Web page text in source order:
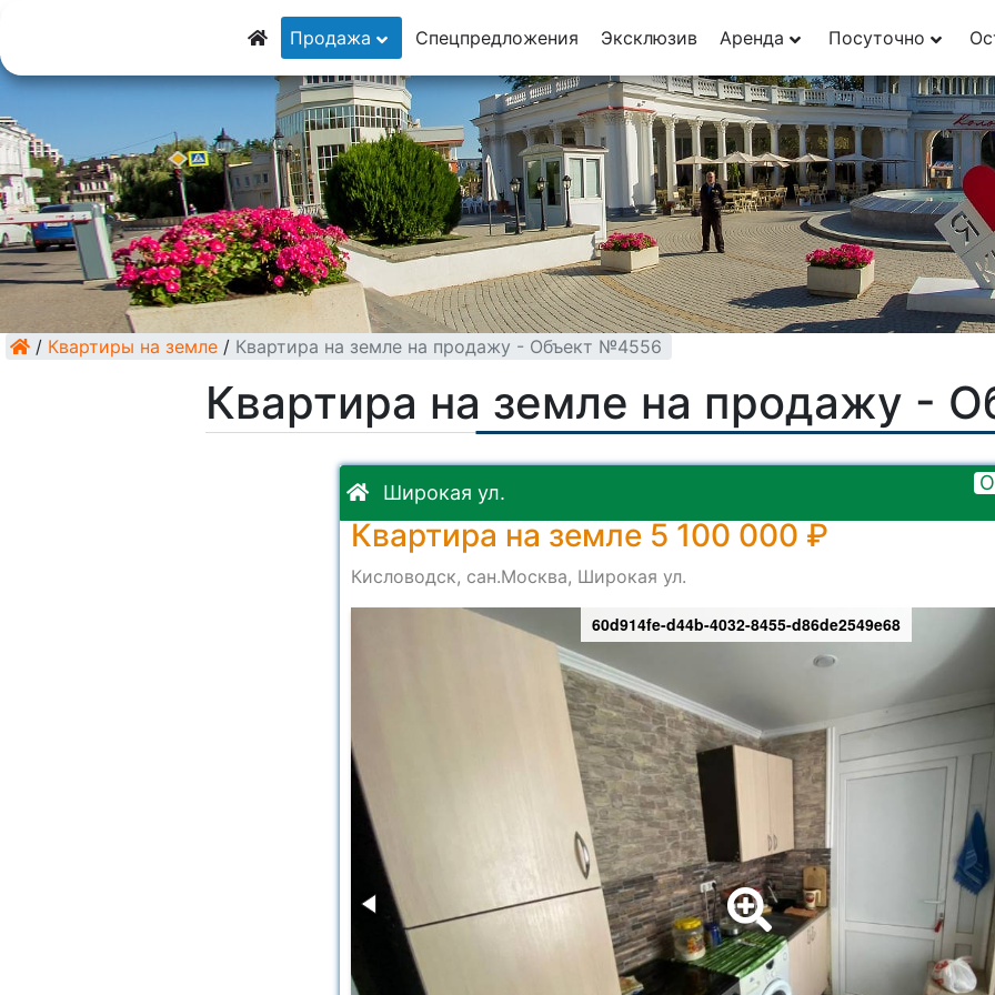
8 (928) 5555-929
8 (928) 3054-111
Продажа Спецпредложения Эксклюзив Аренда Посуточно
/ Квартиры на земле / Квартира на земле на продажу - Объект №4556
Квартира на земле на продажу -
Широкая ул.
Квартира на земле 5 100 000 ₽
Кисловодск, сан.Москва, Широкая ул.
60d914fe-d44b-4032-8455-d86de2549e68